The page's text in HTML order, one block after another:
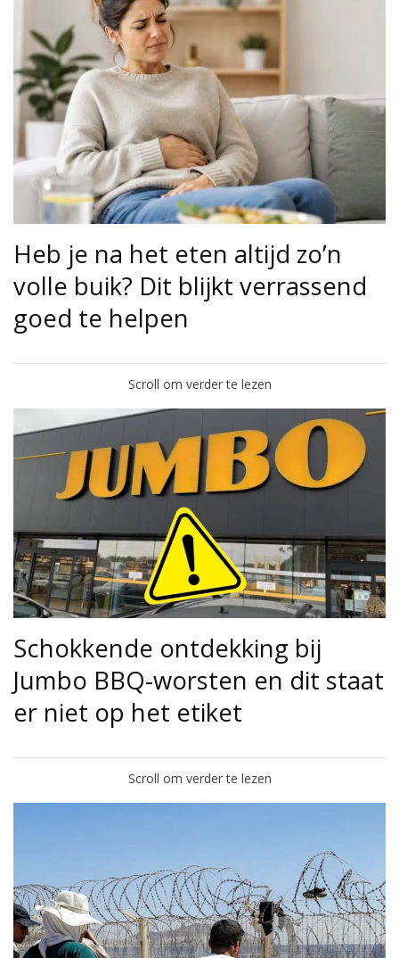
Heb je na het eten altijd zo’n
volle buik? Dit blijkt verrassend
goed te helpen
Scroll om verder te lezen
Schokkende ontdekking bij
Jumbo BBQ-worsten en dit staat
er niet op het etiket
Scroll om verder te lezen